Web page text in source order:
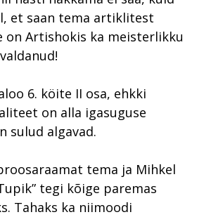
et saan tema artiklitest
on Artishokis ka meisterlikku
6. köite II osa, ehkki
on alla igasuguse
sulud algavad.
tema ja Mihkel
tegi kõige paremas
Tahaks ka niimoodi